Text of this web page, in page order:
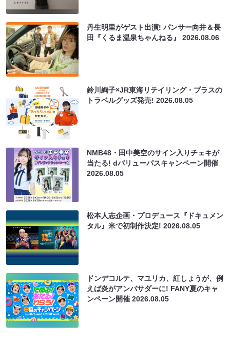
丹生明里がゲスト出演! パンサー向井＆長
田『くるま温泉ちゃんねる』2026.08.06
鈴川絢子×JR東海リテイリング・プラスの
トラベルグッズ発売!2026.08.05
NMB48・田中美空のサイン入りチェキが
当たる! dバリューパスキャンペーン開催
2026.08.05
松本人志企画・プロデュース『ドキュメン
タル』米で初制作決定!2026.08.05
ドンデコルテ、マユリカ、紅しょうが、例
えば炎がアンバサダーに! FANY夏のキャ
ンペーン開催2026.08.05